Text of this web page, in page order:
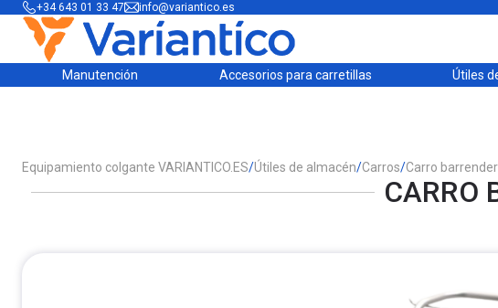
+34 643 01 33 47 info@variantico.es
Manutención Accesorios para carretillas Útiles
Equipamiento colgante VARIANTICO.ES/Útiles de almacén/Carros/Carro
CARRO